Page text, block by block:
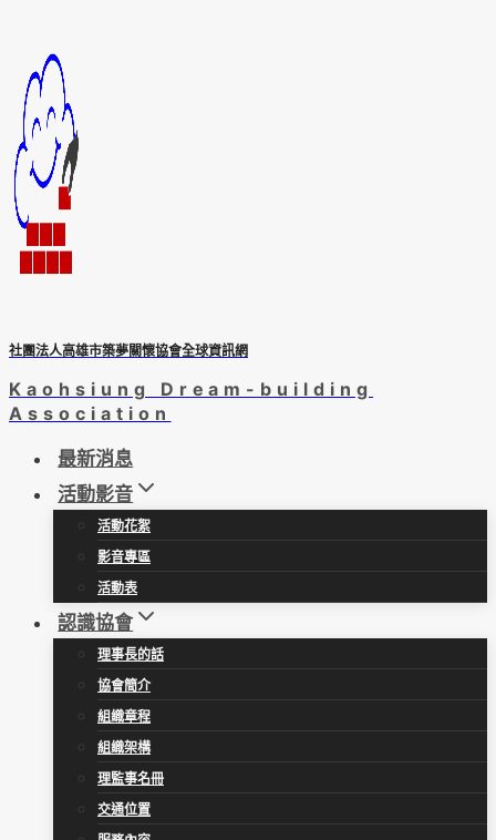
content
社團法人高雄市築夢關懷協會全球資訊網
Kaohsiung Dream-building
Association
最新消息
活動影音
活動花絮
影音專區
活動表
認識協會
理事長的話
協會簡介
組織章程
組織架構
理監事名冊
交通位置